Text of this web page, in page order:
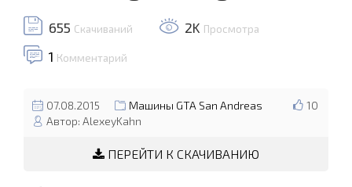
655 Скачиваний 2K Просмотра
1 Комментарий
10
07.08.2015
Машины GTA San Andreas
Автор: AlexeyKahn
ПЕРЕЙТИ К СКАЧИВАНИЮ